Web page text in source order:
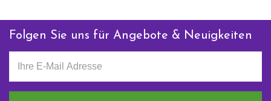
Folgen Sie uns für Angebote & Neuigkeiten